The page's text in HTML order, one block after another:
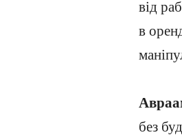
від
в
без